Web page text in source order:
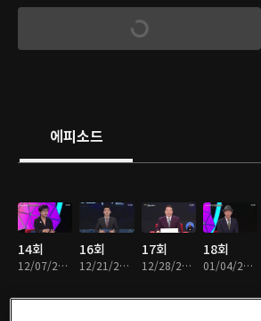
하는가? 노인, 장애인 등 지금까지의 교육 정책
에게는 어떤 교육이 필요할까? 전 세대가 공감
로서의 교육을 고민하고, 매달 말 전문가들이 벌
에피소드
14회
12/07/2018 • 56분
16회
12/21/2018 • 56분
17회
12/28/2018 • 1시간 18분
18회
01/04/2019 • 56분